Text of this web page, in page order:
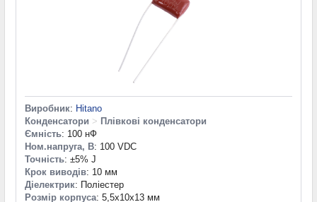
Виробник: Hitano
Конденсатори > Плівкові конденсатори
Ємність: 100 нФ
Ном.напруга, В: 100 VDC
Точність: ±5% J
Крок виводів: 10 мм
Діелектрик: Поліестер
Розмір корпуса: 5,5x10x13 мм